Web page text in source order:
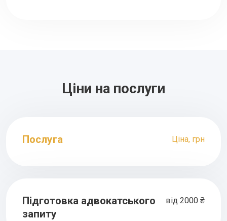
Ціни на послуги
Ціна, грн
Послуга
від 2000 ₴
Підготовка адвокатського
запиту